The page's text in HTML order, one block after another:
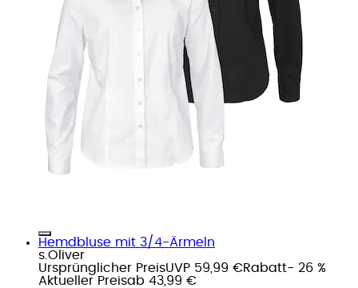
Hemdbluse mit 3/4-Ärmeln
s.Oliver
Ursprünglicher PreisUVP 59,99 €Rabatt- 26 %
Aktueller Preisab 43,99 €